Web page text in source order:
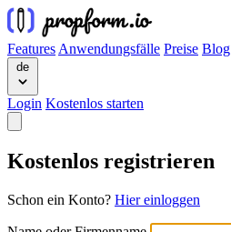
Features Anwendungsfälle Preise Blog
de
Login Kostenlos starten
Kostenlos registrieren
Schon ein Konto? Hier einloggen